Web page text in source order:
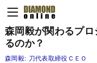
森岡毅が関わるプ
るのか？
森岡毅: 刀代表取締役ＣＥＯ